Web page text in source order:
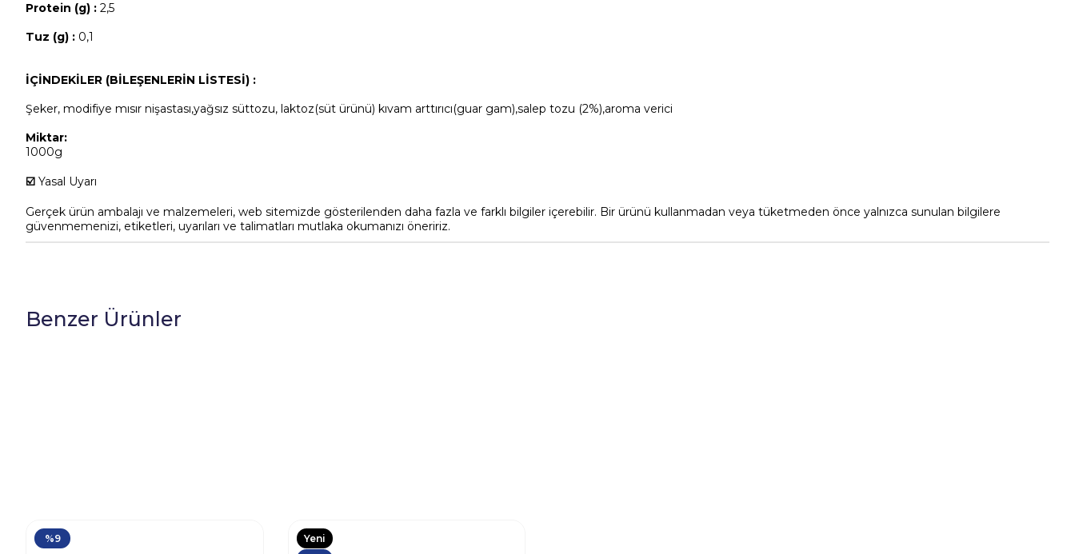
Protein (g) : 2,5
Tuz (g) : 0,1
İÇİNDEKİLER (BİLEŞENLERİN LİSTESİ) :
Şeker, modifiye mısır nişastası,yağsız süttozu, laktoz(süt ürünü) kıvam arttırıcı(guar gam),salep tozu (2%),aroma verici
Miktar:
1000g
☑️ Yasal Uyarı
Gerçek ürün ambalajı ve malzemeleri, web sitemizde gösterilenden daha fazla ve farklı bilgiler içerebilir. Bir ürünü kullanmadan veya tüketmeden önce yalnızca sunulan bilgilere
güvenmemenizi, etiketleri, uyarıları ve talimatları mutlaka okumanızı öneririz.
Benzer Ürünler
%9
Yeni